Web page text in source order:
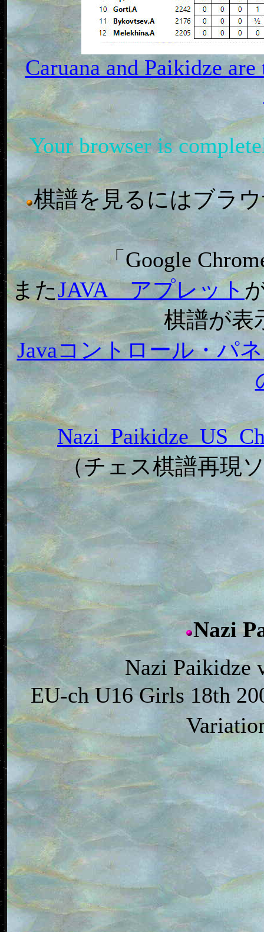
Caruana and Paikidze
Your browser is
棋譜を見るにはブラ
「Google
またJAVA アプレット
棋譜が表
Javaコントロール・パ
（チェス棋譜再現
Nazi
Nazi Paikidze
EU-ch U16 Girls 18th